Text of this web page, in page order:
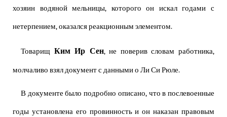
хозяин водяной мельницы, которого он искал годами с
нетерпением, оказался реакционным элементом.
Товарищ Ким Ир Сен, не поверив словам работника,
молчаливо взял документ с данными о Ли Си Рюле.
В документе было подробно описано, что в послевоенные
годы установлена его провинность и он наказан правовым